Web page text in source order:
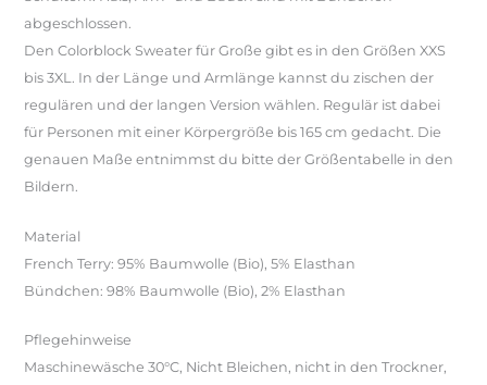
abgeschlossen.
Den Colorblock Sweater für Große gibt es in den Größen XXS
bis 3XL. In der Länge und Armlänge kannst du zischen der
regulären und der langen Version wählen. Regulär ist dabei
für Personen mit einer Körpergröße bis 165 cm gedacht. Die
genauen Maße entnimmst du bitte der Größentabelle in den
Bildern.
Material
French Terry: 95% Baumwolle (Bio), 5% Elasthan
Bündchen: 98% Baumwolle (Bio), 2% Elasthan
Pflegehinweise
Maschinewäsche 30°C, Nicht Bleichen, nicht in den Trockner,